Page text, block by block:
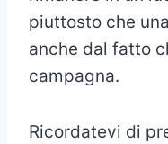
piuttosto che
anche dal fatto
campagna.
Ricordatevi di